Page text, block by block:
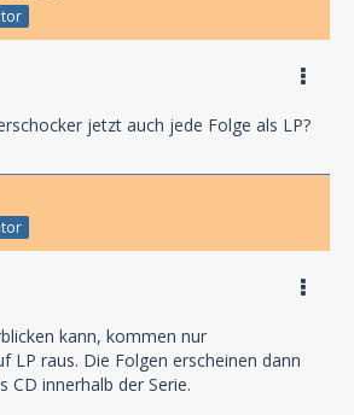
jetzt auch jede Folge als LP?
kann, kommen nur
LP raus. Die Folgen erscheinen dann
CD innerhalb der Serie.